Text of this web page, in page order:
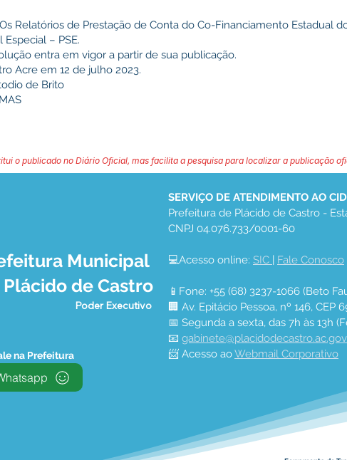
Relatórios de Prestação de Conta do Co-Financiamento Estadual
Especial – PSE.
entra em vigor a partir de sua publicação.
Acre em 12 de julho 2023.
de Brito
o publicado no Diário Oficial, mas facilita a pesquisa para localizar a publicação
Municipal
de Castro
Poder Executivo
na Prefeitura
SERVIÇO DE ATENDIMENTO AO
Prefeitura de Plácido de Castro -
CNPJ 04.076.733/0001-60
💻Acesso online: SIC | Fale Conosco
📱Fone: +55 (68) 3237-1066 (Beto
🏢 Av. Epitácio Pessoa, nº 146,
📅 Segunda a sexta, das 7h às 13h
📧
📨 Acesso ao Webmail Corporativo